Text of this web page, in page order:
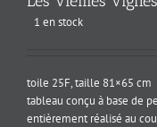
1 en stock
toile 25F, taille 81×65 cm
tableau conçu à base de
entièrement réalisé au